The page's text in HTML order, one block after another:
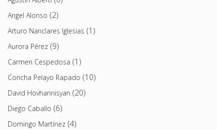
Angel Alonso (2)
Arturo Nanclares Iglesias (1)
Aurora Pérez (9)
Carmen Cespedosa (1)
Concha Pelayo Rapado (10)
David Hovhannisyan (20)
Diego Caballo (6)
Domingo Martínez (4)